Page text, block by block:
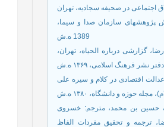
اجتماعی در صحیفه سجادیه، تهران
پژوهش‏های سازمان صدا و سيما،
1389 ه.ش
گزارشی درباره الحیاه، تهران،
دفتر نشر فرهنگ اسلامی، ۱۳۶۹ ه.ش
اقتصادی در کلام و سیره علی
مجله حوزه و دانشگاه، ۱۳۸۰ ه.ش
حسین بن محمد، مترجم: خسروی
ترجمه و تحقیق مفردات الفاظ